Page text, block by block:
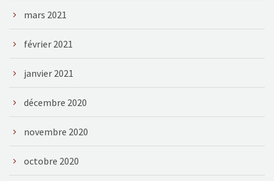
mars 2021
février 2021
janvier 2021
décembre 2020
novembre 2020
octobre 2020